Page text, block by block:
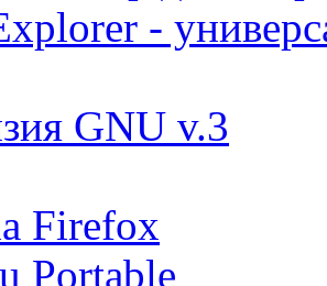
-
GNU v.3
Firefox
Portable